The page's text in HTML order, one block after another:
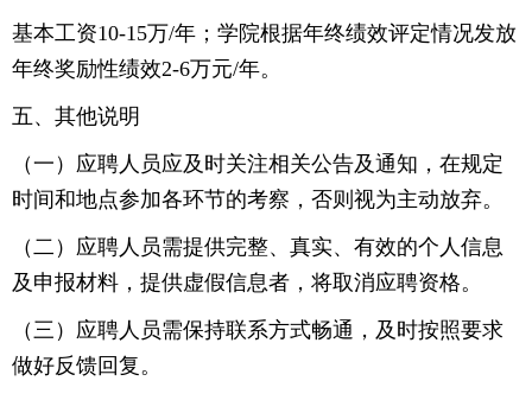
基本工资10-15万/年；学院根据年终绩效评定情况发放
年终奖励性绩效2-6万元/年。
五、其他说明
（一）应聘人员应及时关注相关公告及通知，在规定
时间和地点参加各环节的考察，否则视为主动放弃。
（二）应聘人员需提供完整、真实、有效的个人信息
及申报材料，提供虚假信息者，将取消应聘资格。
（三）应聘人员需保持联系方式畅通，及时按照要求
做好反馈回复。